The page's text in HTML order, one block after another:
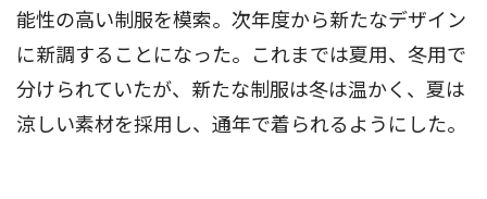
能性の高い制服を模索。次年度から新たなデザイン
に新調することになった。これまでは夏用、冬用で
分けられていたが、新たな制服は冬は温かく、夏は
涼しい素材を採用し、通年で着られるようにした。